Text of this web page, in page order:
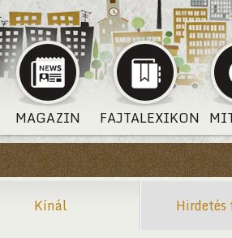
MAGAZIN FAJTALEXIKON
Kínál Hirdetés